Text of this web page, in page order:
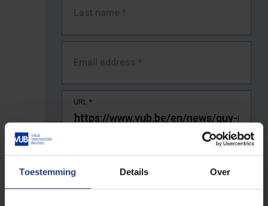
Toestemming Details Over
Last name *
Email address *
URL *
The full URL of the page where you encountered the error.